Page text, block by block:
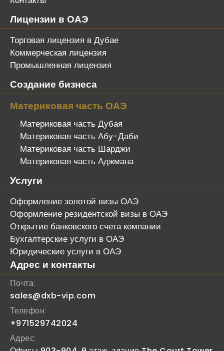
Лицензии в ОАЭ
Торговая лицензия в Дубае
Коммерческая лицензия
Промышленная лицензия
Создание бизнеса
Материковая часть ОАЭ
Материковая часть Дубая
Материковая часть Абу-Даби
Материковая часть Шарджи
Материковая часть Аджмана
Услуги
Оформление золотой визы ОАЭ
Оформление резидентской визы в ОАЭ
Открытие банковского счета компании
Бухгалтерские услуги в ОАЭ
Юридические услуги в ОАЭ
Адрес и контакты
Почта:
sales@dxb-vip.com
Телефон:
+971529742024
Адрес: